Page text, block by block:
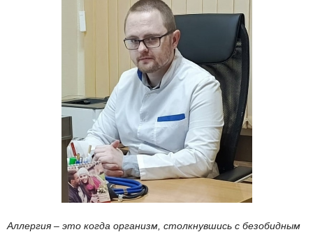
Аллергия – это когда организм, столкнувшись с безобидным